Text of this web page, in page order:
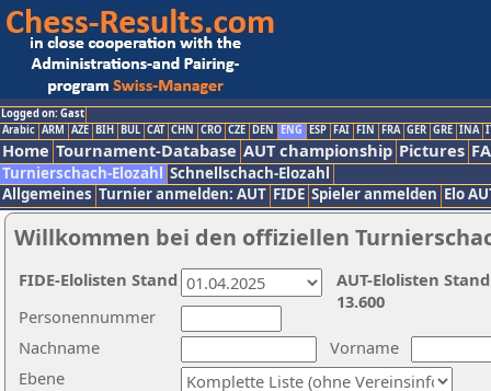
Logged on: Gast
Arabic ARM AZE BIH BUL CAT CHN CRO CZE DEN ENG ESP FAI FIN FRA GER GRE INA
Home Tournament-Database AUT championship Pictures
Turnierschach-Elozahl Schnellschach-Elozahl
Allgemeines Turnier anmelden: AUT FIDE Spieler anmelden Elo
Willkommen bei den offiziellen
Nachname
Vorname
Ebene
Personennummer
AUT-Elolisten
13.600
FIDE-Elolisten Stand